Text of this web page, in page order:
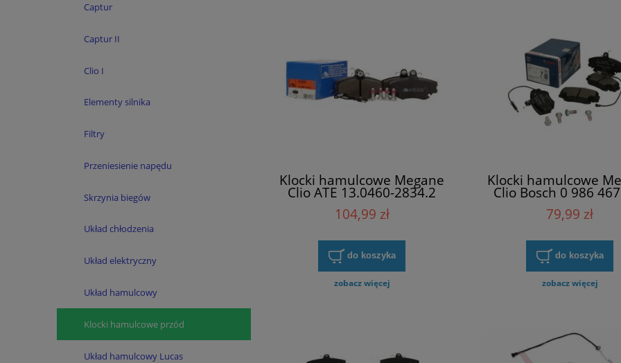
Captur
Captur II
Clio I
Elementy silnika
Filtry
Przeniesienie napędu
Skrzynia biegów
Układ chłodzenia
Układ elektryczny
Układ hamulcowy
Klocki hamulcowe przód
Układ hamulcowy Lucas
Klocki hamulcowe Megane
Clio ATE 13.0460-2834.2
104,99 zł
do koszyka
zobacz więcej
Klocki hamulcowe
Clio Bosch 0 986
79,99 zł
do koszyka
zobacz więcej